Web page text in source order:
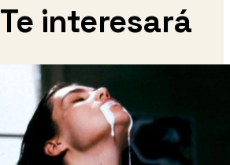
Te interesará